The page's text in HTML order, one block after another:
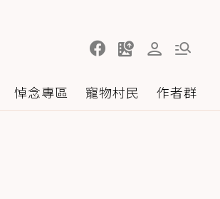
悼念專區 寵物村民 作者群